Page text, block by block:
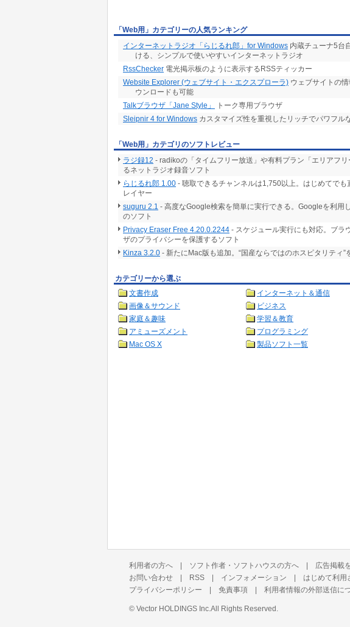
「Web用」カテゴリーの人気ランキング
インターネットラジオ「らじるれ郎」for Windows 内蔵チューナ5台
ける、シンプルで使いやすいインターネットラジオ
RssChecker 電光掲示板のように表示するRSSティッカー
Website Explorer (ウェブサイト・エクスプローラ) ウェブサイトの
ウンロードも可能
Talkブラウザ「Jane Style」
トーク専用ブラウザ
Sleipnir 4 for Windows カスタマイズ性を重視したリッチでパワフル
「Web用」カテゴリのソフトレビュー
ラジ録12 - radikoの「タイムフリー放送」や有料プラン「エリアフ
るネットラジオ録音ソフト
らじるれ郎 1.00 - 聴取できるチャンネルは1,750以上。はじめてで
レイヤー
suguru 2.1 - 高度なGoogle検索を簡単に実行できる。Googleを利用
のソフト
Privacy Eraser Free 4.20.0.2244 - スケジュール実行にも対応。ブラ
ザのプライバシーを保護するソフト
Kinza 3.2.0 - 新たにMac版も追加。“国産ならではのホスピタリティ
カテゴリーから選ぶ
文書作成
インターネット＆通信
画像＆サウンド
ビジネス
家庭＆趣味
学習＆教育
アミューズメント
プログラミング
Mac OS X
製品ソフト一覧
利用者の方へ | ソフト作者・ソフトハウスの方へ | 広告掲載
お問い合わせ | RSS | インフォメーション | はじめて利用
プライバシーポリシー | 免責事項 | 利用者情報の外部送信に
© Vector HOLDINGS Inc.All Rights Reserved.